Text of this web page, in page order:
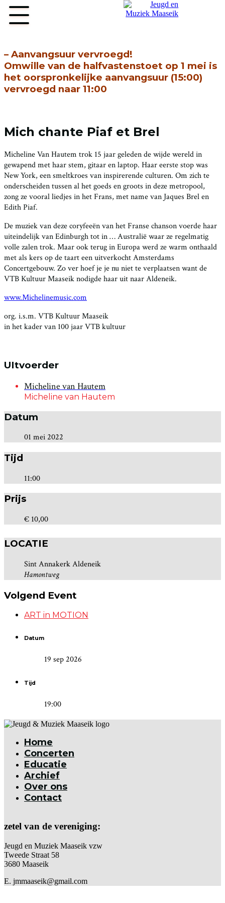
Home
Concerten
Educatie
Contact
jmmaaseik@gmail.com
– Aanvangsuur vervroegd!
Omwille van de halfvastenstoet op 1 mei is
het oorspronkelijke aanvangsuur (15:00)
vervroegd naar 11:00
Mich chante Piaf et Brel
Micheline Van Hautem trok 15 jaar geleden de wijde wereld in
gewapend met haar stem, gitaar en laptop. Haar eerste stop was
New York, een smeltkroes van inspirerende culturen. Om zich te
onderscheiden tussen al het goeds en groots in deze metropool,
zong ze vooral liedjes in het Frans, met name van Jaques Brel en
Edith Piaf.
De muziek van deze coryfeeën van het Franse chanson voerde haar
uiteindelijk van Edinburgh tot in … Australië waar ze regelmatig
volle zalen trok. Maar ook terug in Europa werd ze warm onthaald
met als kers op de taart een uitverkocht Amsterdams
Concertgebouw. Zo ver hoef je je nu niet te verplaatsen want de
VTB Kultuur Maaseik nodigde haar uit naar Aldeneik.
www.Michelinemusic.com
org. i.s.m. VTB Kultuur Maaseik
in het kader van 100 jaar VTB kultuur
UItvoerder
Micheline van Hautem
Micheline van Hautem
Datum
01 mei 2022
Tijd
11:00
Prijs
€ 10,00
LOCATIE
Sint Annakerk Aldeneik
Hamontweg
Volgend Event
ART in MOTION
Datum
19 sep 2026
Tijd
19:00
Home
Concerten
Educatie
Archief
Over ons
Contact
zetel van de vereniging:
Jeugd en Muziek Maaseik vzw
Tweede Straat 58
3680 Maaseik
E. jmmaaseik@gmail.com